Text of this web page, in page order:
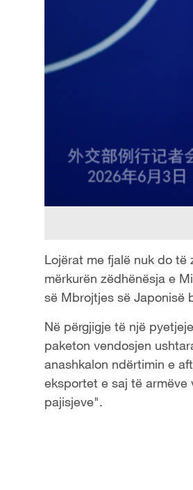
Lojërat me fjalë nuk do
mërkurën zëdhënësja e
së Mbrojtjes së Japonisë
Në përgjigje të një
paketon vendosjen
anashkalon ndërtimin e
eksportet e saj të
pajisjeve".